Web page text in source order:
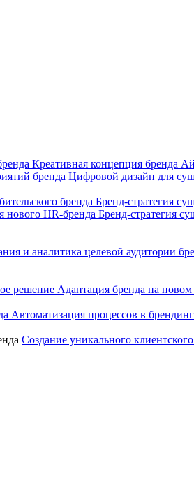
Креативная концепция бренда
бренда Цифровой дизайн для
бренда Бренд-стратегия
нового HR-бренда Бренд-стратегия
и аналитика целевой аудитории
решение Адаптация бренда на
Автоматизация процессов в
Создание уникального